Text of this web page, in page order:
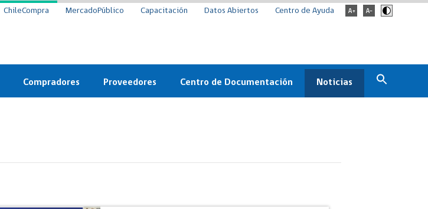
ChileCompra MercadoPúblico Capacitación Datos Abiertos Centro de Ayuda
Compradores Proveedores
Compra Ágil
Centro de Documentación Noticias